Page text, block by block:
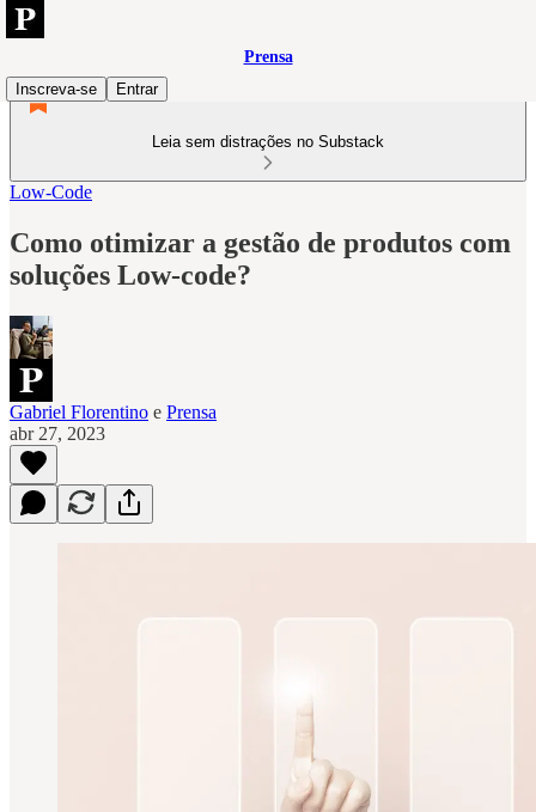
Prensa
Inscreva-se
Entrar
Leia sem distrações no Substack
Low-Code
Como otimizar a gestão de produtos com
soluções Low-code?
Gabriel Florentino e Prensa
abr 27, 2023